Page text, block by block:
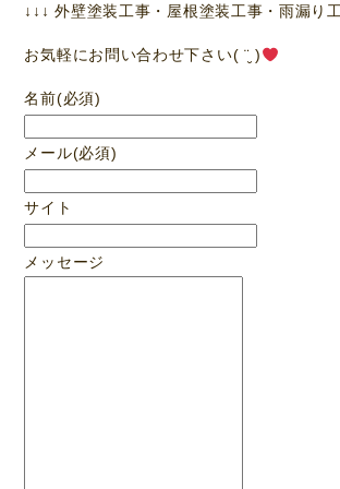
↓↓↓ 外壁塗装工事・屋根塗装工事・雨漏り
お気軽にお問い合わせ下さい( ¨̮ )
名前(必須)
メール(必須)
サイト
メッセージ